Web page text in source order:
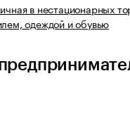
в нестационарных
одеждой и обувью